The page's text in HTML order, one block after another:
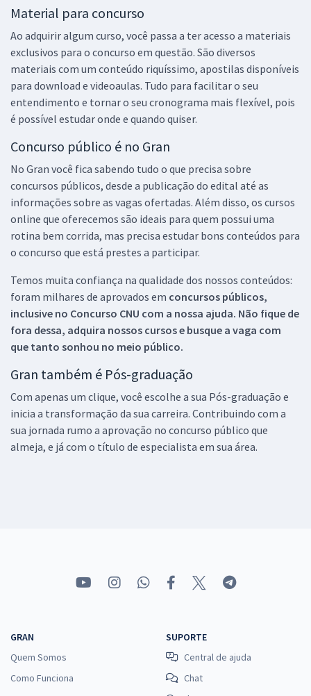
Material para concurso
Ao adquirir algum curso, você passa a ter acesso a materiais
exclusivos para o concurso em questão. São diversos
materiais com um conteúdo riquíssimo, apostilas disponíveis
para download e videoaulas. Tudo para facilitar o seu
entendimento e tornar o seu cronograma mais flexível, pois
é possível estudar onde e quando quiser.
Concurso público é no Gran
No Gran você fica sabendo tudo o que precisa sobre
concursos públicos, desde a publicação do edital até as
informações sobre as vagas ofertadas. Além disso, os cursos
online que oferecemos são ideais para quem possui uma
rotina bem corrida, mas precisa estudar bons conteúdos para
o concurso que está prestes a participar.
Temos muita confiança na qualidade dos nossos conteúdos:
foram milhares de aprovados em concursos públicos,
inclusive no Concurso CNU com a nossa ajuda. Não fique de
fora dessa, adquira nossos cursos e busque a vaga com
que tanto sonhou no meio público.
Gran também é Pós-graduação
Com apenas um clique, você escolhe a sua Pós-graduação e
inicia a transformação da sua carreira. Contribuindo com a
sua jornada rumo a aprovação no concurso público que
almeja, e já com o título de especialista em sua área.
GRAN
Quem Somos
Como Funciona
SUPORTE
Central de ajuda
Chat